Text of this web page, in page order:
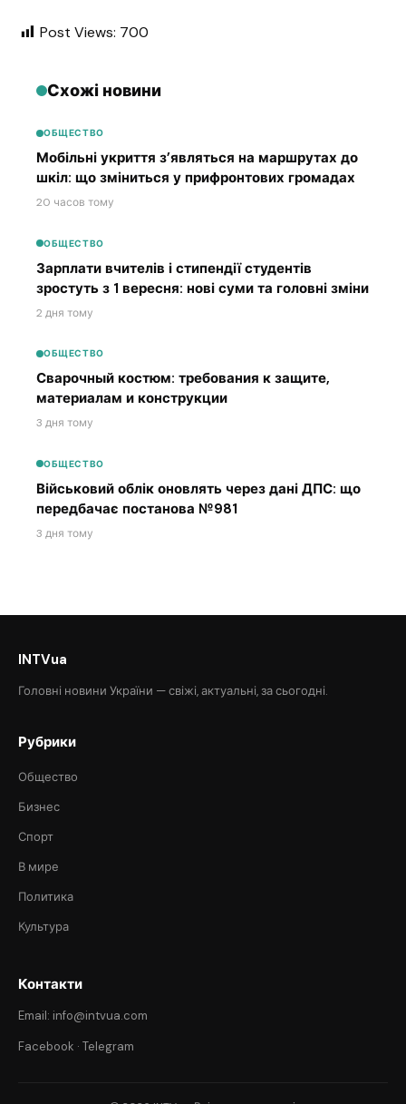
Post Views: 700
Схожі новини
ОБЩЕСТВО
Мобільні укриття з’являться на маршрутах до
шкіл: що зміниться у прифронтових громадах
20 часов тому
ОБЩЕСТВО
Зарплати вчителів і стипендії студентів
зростуть з 1 вересня: нові суми та головні зміни
2 дня тому
ОБЩЕСТВО
Сварочный костюм: требования к защите,
материалам и конструкции
3 дня тому
ОБЩЕСТВО
Військовий облік оновлять через дані ДПС: що
передбачає постанова №981
3 дня тому
INTVua
Головні новини України — свіжі, актуальні, за сьогодні.
Рубрики
Общество
Бизнес
Спорт
В мире
Политика
Культура
Контакти
Email: info@intvua.com
Facebook · Telegram